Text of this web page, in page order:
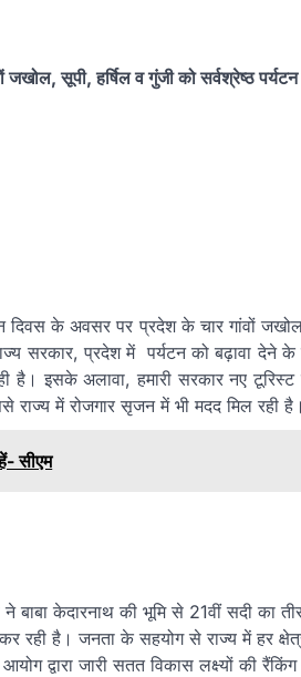
सूपी, हर्षिल व गुंजी को सर्वश्रेष्ठ
दिवस के अवसर पर प्रदेश के चार गांवों
सरकार, प्रदेश में पर्यटन को बढ़ावा देने के
है। इसके अलावा, हमारी सरकार नए
राज्य में रोजगार सृजन में भी मदद मिल रही है।
सीएम
ने बाबा केदारनाथ की भूमि से 21वीं सदी का
कर रही है। जनता के सहयोग से राज्य में हर
द्वारा जारी सतत विकास लक्ष्यों की